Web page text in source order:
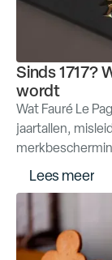
Sinds 1717?
wordt
Wat Fauré Le
jaartallen,
Lees meer